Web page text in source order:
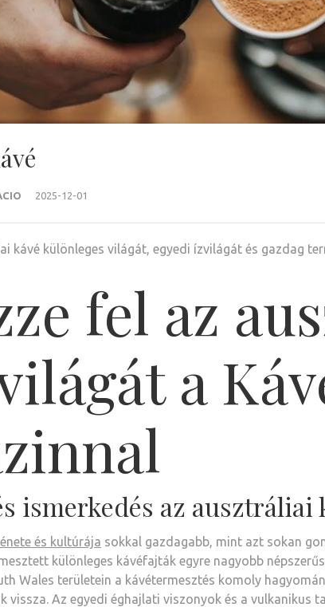
2025-12-01
kávé különleges világát, egyedi ízvilágát és gazdag
fel az
a
ismerkedés az ausztráliai
és kultúrája sokkal gazdagabb, mint azt sokan
különleges kávéfajták egyre nagyobb
Wales területein a kávétermesztés komoly
vissza. Az egyedi éghajlati viszonyok és a vulkanikus